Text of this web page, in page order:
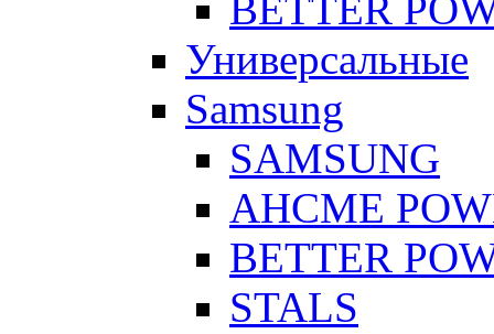
BETTER
Универсальные
Samsung
SAMSUNG
AHCME
BETTER
STALS